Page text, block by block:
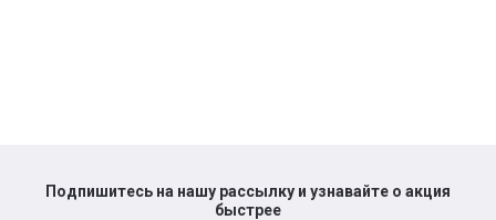
Подпишитесь на нашу рассылку и узнавайте о акция
быстрее​